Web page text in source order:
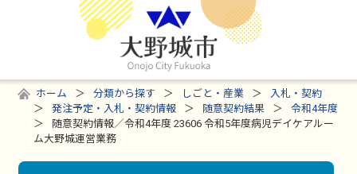
ホーム 分類から探す しごと・産業
入札・契約
発注予定・入札・契約情報
随意契約結果
令和4年度
随意契約情報／令和4年度 23606 令和5年度病児デイケアルー
ム大野城運営業務